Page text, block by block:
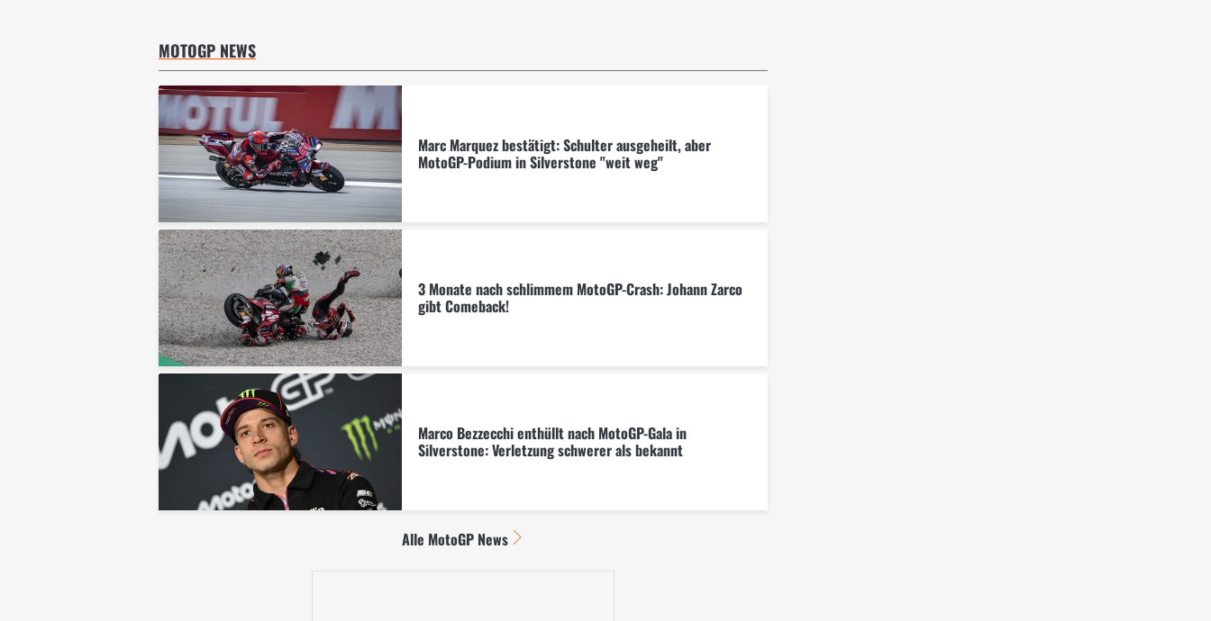
MOTOGP NEWS
Marc Marquez bestätigt: Schulter ausgeheilt, aber
MotoGP-Podium in Silverstone "weit weg"
3 Monate nach schlimmem MotoGP-Crash: Johann Zarco
gibt Comeback!
Marco Bezzecchi enthüllt nach MotoGP-Gala in
Silverstone: Verletzung schwerer als bekannt
Alle MotoGP News